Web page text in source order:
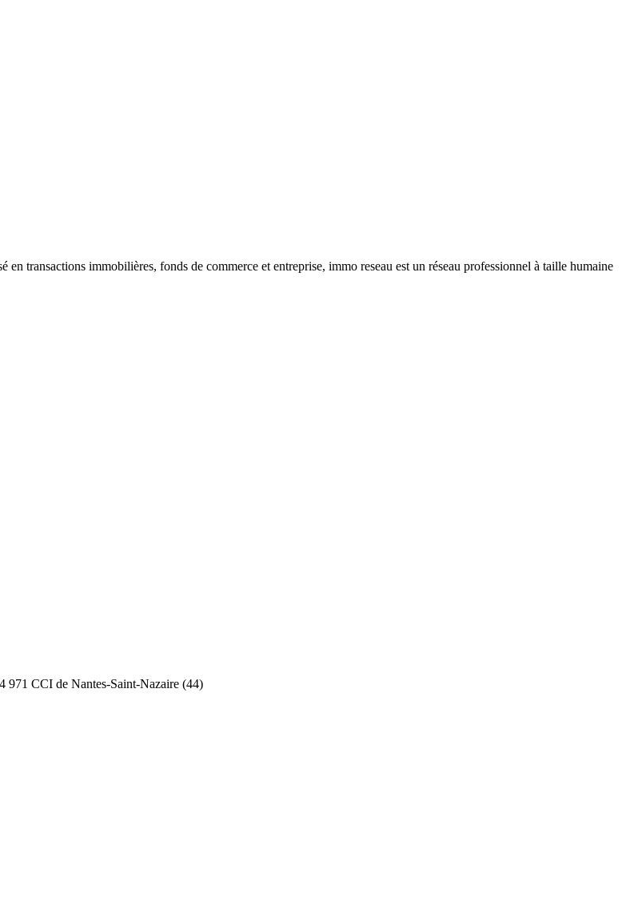
transactions immobilières, fonds de commerce et entreprise, immo reseau est un réseau professionnel à taille humaine
971 CCI de Nantes-Saint-Nazaire (44)